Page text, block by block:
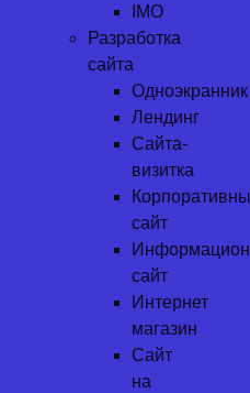
IMO
Разработка
сайта
Одноэкранник
Лендинг
Сайта-
визитка
сайт
сайт
Интернет
магазин
Сайт
на